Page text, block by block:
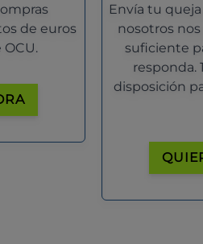
de euros
Envía tu
nosotros
suficiente
responda.
disposición